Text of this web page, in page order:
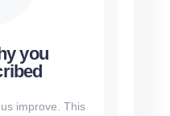
you
improve. This